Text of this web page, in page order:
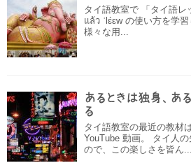
タイ語教室で 「タイ語レ
แล้ว ˈlɛ́ɛw の使い方を学
様々な用...
あるときは独身、あ
る
タイ語教室の最近の教材
YouTube 動画。 タイ人
ので、この楽しさを皆ん...